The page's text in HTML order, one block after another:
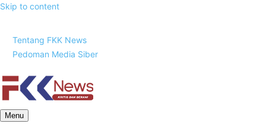
Skip to content
Tentang FKK News
Pedoman Media Siber
FKK News
Menu